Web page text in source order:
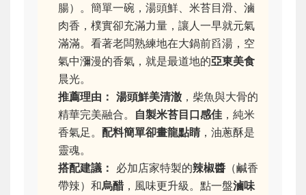
腸）。簡單一碗，湯頭鮮、米苔目滑、滷
肉香，樸實卻充滿力量，讓人一早就元氣
滿滿。看著老闆熟練地在大鍋前舀湯，空
氣中瀰漫的香氣，就是最道地的亞東美食
晨光。
推薦理由： 湯頭鮮美清澈，柴魚與大骨的
精華完美融合。 自製米苔目口感佳 ，純米
香氣足。 配料簡單卻畫龍點睛，油蔥酥是
靈魂。
搭配建議： 必加店家特製的辣椒醬 （鹹香
帶辣）和烏醋，風味更升級。點一盤滷味